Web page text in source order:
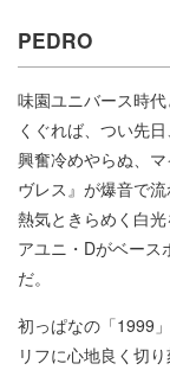
PEDRO
味園ユニバース時
くぐれば、つい先
興奮冷めやらぬ、
ヴレス』が爆音で
熱気ときらめく白
アユニ・Dがベース
だ。
初っぱなの「1999
リフに心地良く切